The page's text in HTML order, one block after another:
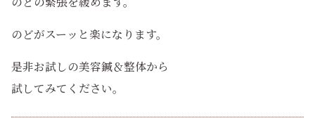
のどがスーッと楽になります。
是非お試しの美容鍼＆整体から
試してみてください。